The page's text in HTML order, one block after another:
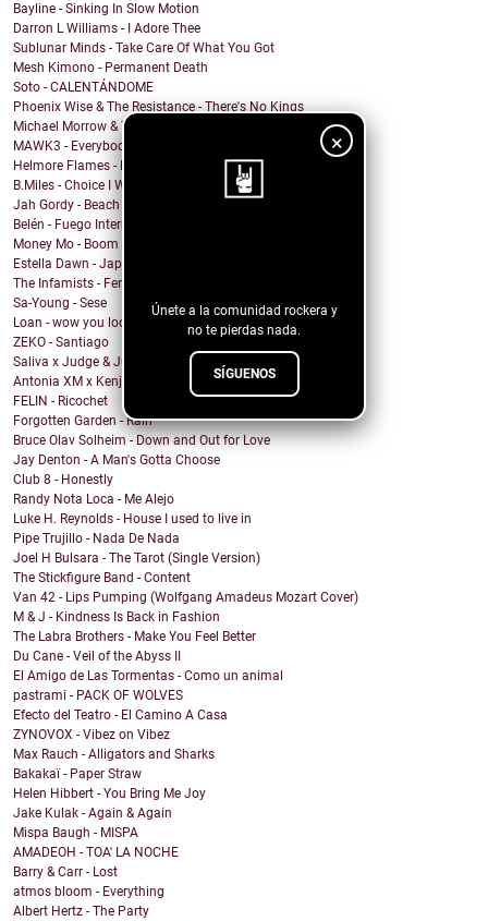
×
Únete a la comunidad rockera y
no te pierdas nada.
SÍGUENOS
Bayline - Sinking In Slow Motion
Darron L Williams - I Adore Thee
Sublunar Minds - Take Care Of What You Got
Mesh Kimono - Permanent Death
Soto - CALENTÁNDOME
Phoenix Wise & The Resistance - There's No Kings
Michael Morrow & The Culprits - La Cruda
MAWK3 - Everybody Wants To Be You
Helmore Flames - Moonjoy
B.Miles - Choice I Would Choose
Jah Gordy - Beach Front Condo
Belén - Fuego Interno
Money Mo - Boom Boom
Estella Dawn - Japanese Boots
The Infamists - Feral Noises and Amphetamines
Sa-Young - Sese
Loan - wow you look undiagnosed
ZEKO - Santiago
Saliva x Judge & Jury - Sadistic Love
Antonia XM x Kenji Araki - Breakfree
FELIN - Ricochet
Forgotten Garden - Rain
Bruce Olav Solheim - Down and Out for Love
Jay Denton - A Man's Gotta Choose
Club 8 - Honestly
Randy Nota Loca - Me Alejo
Luke H. Reynolds - House I used to live in
Pipe Trujillo - Nada De Nada
Joel H Bulsara - The Tarot (Single Version)
The Stickfigure Band - Content
Van 42 - Lips Pumping (Wolfgang Amadeus Mozart Cover)
M & J - Kindness Is Back in Fashion
The Labra Brothers - Make You Feel Better
Du Cane - Veil of the Abyss II
El Amigo de Las Tormentas - Como un animal
pastrami - PACK OF WOLVES
Efecto del Teatro - El Camino A Casa
ZYNOVOX - Vibez on Vibez
Max Rauch - Alligators and Sharks
Bakakaï - Paper Straw
Helen Hibbert - You Bring Me Joy
Jake Kulak - Again & Again
Mispa Baugh - MISPA
AMADEOH - TOA' LA NOCHE
Barry & Carr - Lost
atmos bloom - Everything
Albert Hertz - The Party